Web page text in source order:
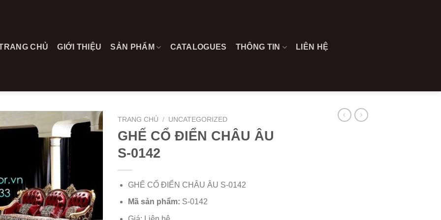
CHỦ
GIỚI THIỆU SẢN PHẨM CATALOGUES THÔNG TIN LIÊN HỆ
TRANG CHỦ / UNCATEGORIZED
GHẾ CỔ ĐIỂN CHÂU ÂU
S-0142
GHẾ CỔ ĐIỂN CHÂU ÂU S-0142
Mã sản phẩm: S-0142